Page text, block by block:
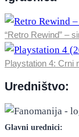
“Retro Rewind” –
Playstation 4: Crni
Uredništvo:
Glavni urednici: